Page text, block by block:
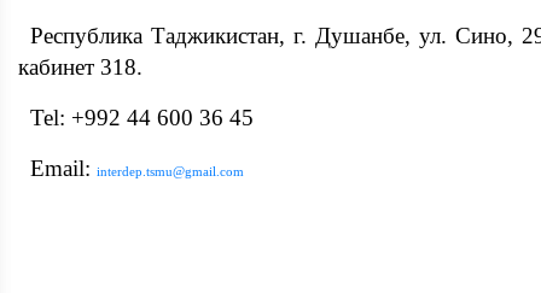
Республика Таджикистан, г. Душанбе, ул. Сино,
кабинет 318.
Tel: +992 44 600 36 45
Email: interdep.tsmu@gmail.com